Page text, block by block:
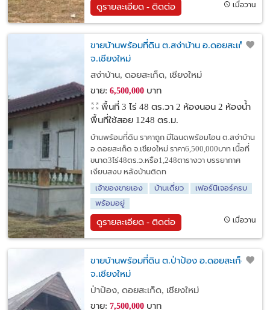
ดูรายละเอียด - ติดต่อ เมื่อวาน
ขายบ้านพร้อมที่ดิน ต.สง่าบ้าน อ.ดอยสะเก็ด
จ.เชียงใหม่
สง่าบ้าน, ดอยสะเก็ด, เชียงใหม่
ขาย: 6,500,000บาท
พื้นที่ 3 ไร่ 48 ตร.วา 2 ห้องนอน 2 ห้องน้ำ
พื้นที่ใช้สอย 1248 ตร.ม.
บ้านพร้อมที่ดิน ราคาถูก มีโฉนดพร้อมโอน ต.สง่าบ้าน
อ.ดอยสะเก็ด จ.เชียงใหม่ ราคา6,500,000บาท เนื้อที่
ขนาด3ไร่48ตร.ว.หรือ1,248ตารางวา บรรยากาศ
เงียบสงบ หลังบ้านติดท
เจ้าของขายเอง
บ้านเดี่ยว
เฟอร์นิเจอร์ครบ
พร้อมอยู่
ดูรายละเอียด - ติดต่อ เมื่อวาน
ขายบ้านพร้อมที่ดิน ต.ป่าป้อง อ.ดอยสะเก็ด
จ.เชียงใหม่
ป่าป้อง, ดอยสะเก็ด, เชียงใหม่
ขาย: 7,500,000บาท